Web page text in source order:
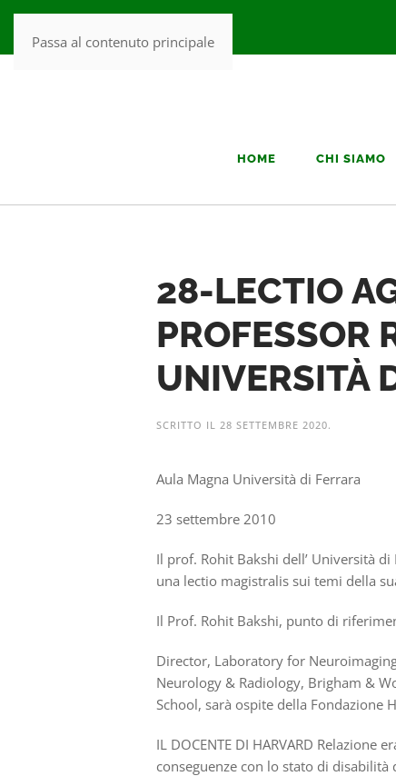
Passa al contenuto principale
HOME CHI SIAMO
28-LECTIO
PROFESSOR
UNIVERSITÀ
SCRITTO IL 28 SETTEMBRE 2020.
Aula Magna Università di Ferrara
23 settembre 2010
Il prof. Rohit Bakshi dell’ Università
una lectio magistralis sui temi della
Il Prof. Rohit Bakshi, punto di
Director, Laboratory for
Neurology & Radiology, Brigham &
School, sarà ospite della Fondazione
IL DOCENTE DI HARVARD
conseguenze con lo stato di